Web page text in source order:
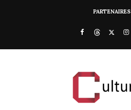
PARTENAIRES